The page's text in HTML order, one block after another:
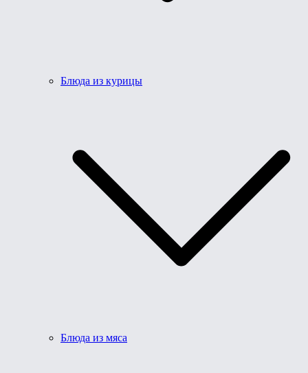
Блюда из курицы
Блюда из мяса